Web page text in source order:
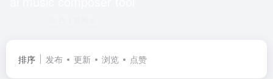
排序 发布 更新 浏览 点赞